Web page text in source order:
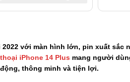
với màn hình lớn, pin xuất sắc
iPhone 14 Plus mang người
thông minh và tiện lợi.